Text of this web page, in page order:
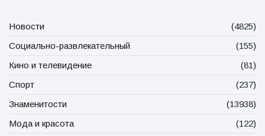
Новости
(4825)
Социально-развлекательный
(155)
Кино и телевидение
(81)
Спорт
(237)
Знаменитости
(13938)
Мода и красота
(122)